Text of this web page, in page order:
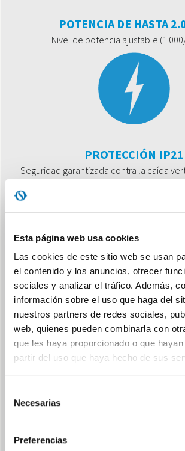
Esta página web usa cookies
Las cookies de este sitio web se usan
el contenido y los anuncios, ofrecer
sociales y analizar el tráfico. Además,
información sobre el uso que haga del
nuestros partners de redes sociales,
web, quienes pueden combinarla con
que les haya proporcionado o que
partir del uso que haya hecho de sus
Necesarias
Preferencias
POTENCIA DE HASTA
Nivel de potencia ajustable
PROTECCIÓN IP21
Seguridad garantizada contra la caída
DISPOSITIVO
Apagado automático en caso
Sólo ventilación y 2 niveles de